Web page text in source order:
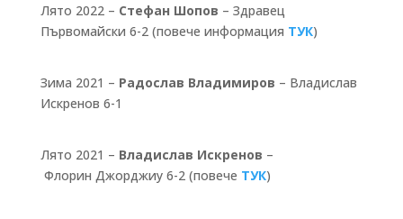
Лято 2022 – Стефан Шопов – Здравец
Първомайски 6-2 (повече информация ТУК)
Зима 2021 – Радослав Владимиров – Владислав
Искренов 6-1
Лято 2021 – Владислав Искренов –
Флорин Джорджиу 6-2 (повече ТУК)